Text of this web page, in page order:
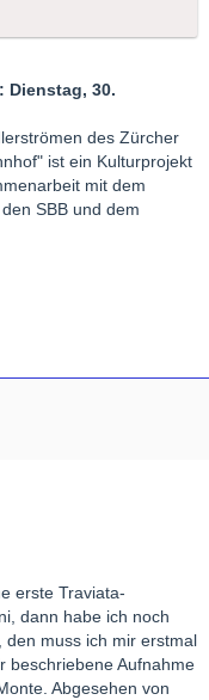
Dienstag, 30.
des Zürcher
ist ein Kulturprojekt
mit dem
SBB und dem
erste Traviata-
dann habe ich noch
den muss ich mir erstmal
beschriebene Aufnahme
Abgesehen von